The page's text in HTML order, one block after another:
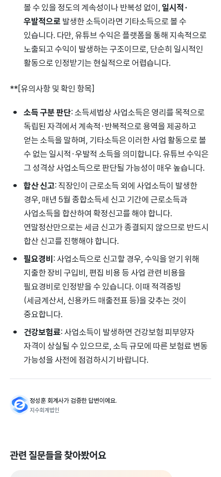
볼 수 있을 정도의 계속성이나 반복성 없이, 일시적·
우발적으로 발생한 소득이라면 기타소득으로 볼 수
있습니다. 다만, 유튜브 수익은 플랫폼을 통해 지속적으로
노출되고 수익이 발생하는 구조이므로, 단순히 일시적인
활동으로 인정받기는 현실적으로 어렵습니다.
**[유의사항 및 확인 항목]
소득 구분 판단: 소득세법상 사업소득은 영리를 목적으로
독립된 자격에서 계속적·반복적으로 용역을 제공하고
얻는 소득을 말하며, 기타소득은 이러한 사업 활동으로 볼
수 없는 일시적·우발적 소득을 의미합니다. 유튜브 수익은
그 성격상 사업소득으로 판단될 가능성이 매우 높습니다.
합산 신고: 직장인이 근로소득 외에 사업소득이 발생한
경우, 매년 5월 종합소득세 신고 기간에 근로소득과
사업소득을 합산하여 확정신고를 해야 합니다.
연말정산만으로는 세금 신고가 종결되지 않으므로 반드시
합산 신고를 진행해야 합니다.
필요경비: 사업소득으로 신고할 경우, 수익을 얻기 위해
지출한 장비 구입비, 편집 비용 등 사업 관련 비용을
필요경비로 인정받을 수 있습니다. 이때 적격증빙
(세금계산서, 신용카드 매출전표 등)을 갖추는 것이
중요합니다.
건강보험료: 사업소득이 발생하면 건강보험 피부양자
자격이 상실될 수 있으므로, 소득 규모에 따른 보험료 변동
가능성을 사전에 점검하시기 바랍니다.
정성훈 회계사가 검증한 답변이에요.
지수회계법인
관련 질문들을 찾아봤어요